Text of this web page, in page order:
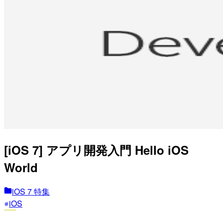
[iOS 7] アプリ開発入門 Hello iOS
World
iOS 7 特集
iOS